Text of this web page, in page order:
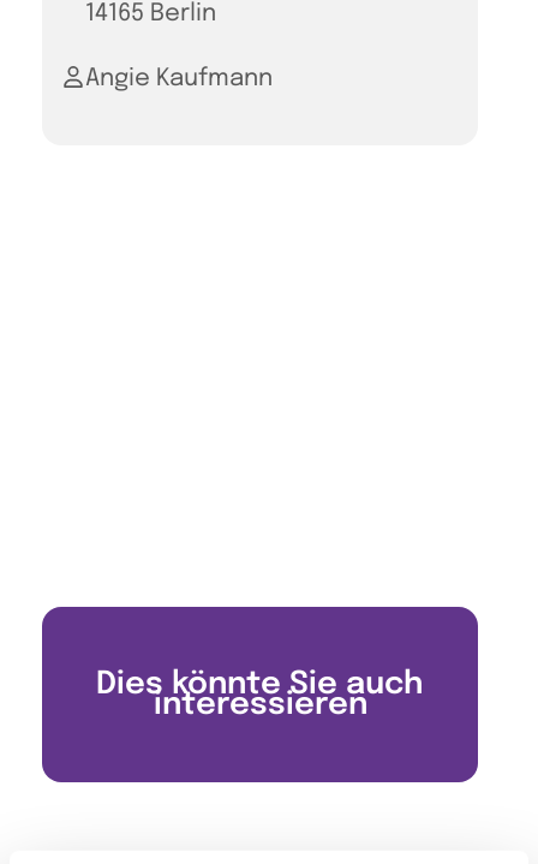
14165 Berlin
Angie Kaufmann
Dies könnte Sie auch
interessieren